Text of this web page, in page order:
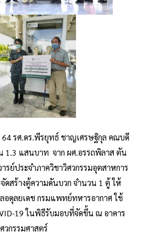
รศ.ดร.พีรยุทธ์ ชาญเศรษฐิกุล คณบดี
1.3 แสนบาท จาก ผศ.อรรถพิลาส ตัน
รย์ประจำภาควิชาวิศวกรรมอุตสาหการ
ดสร้างตู้ความดันบวก จำนวน 1 ตู้ ให้
อดุลยเดช กรมแพทย์ทหารอากาศ ใช้
19 ในพิธีรับมอบที่จัดขึ้น ณ อาคาร
กรรมศาสตร์